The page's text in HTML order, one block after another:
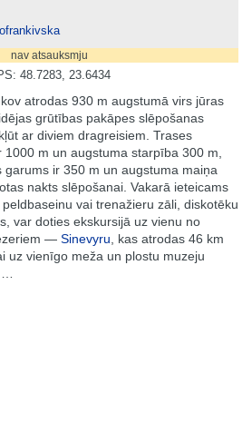
nav atsauksmju
48.7283, 23.6434
atrodas 930 m augstumā virs jūras
grūtības pakāpes slēpošanas
ar diviem dragreisiem. Trases
m un augstuma starpība 300 m,
garums ir 350 m un augstuma maiņa
nakts slēpošanai. Vakarā ieteicams
vai trenažieru zāli, diskotēku
var doties ekskursijā uz vienu no
— Sinevyru , kas atrodas 46 km
uz vienīgo meža un plostu muzeju